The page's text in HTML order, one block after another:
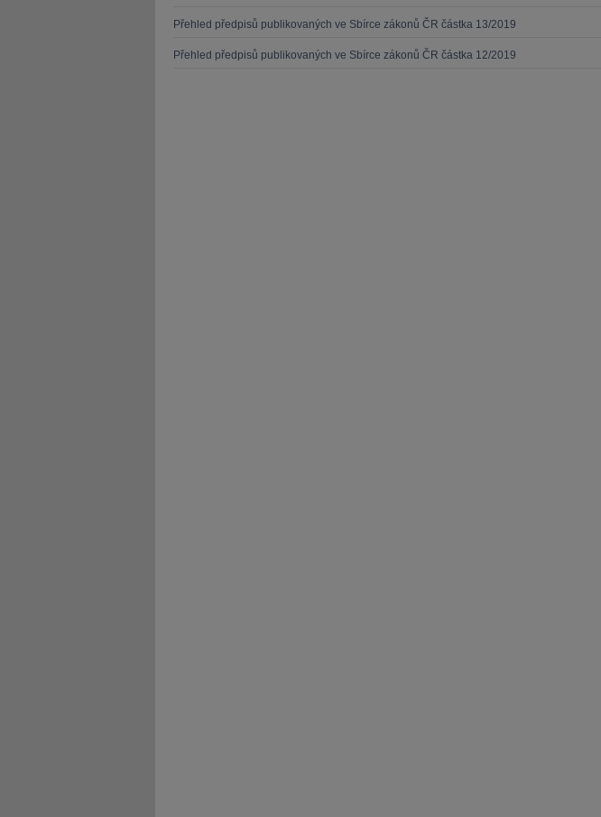
Přehled předpisů publikovaných ve Sbírce zákonů ČR částka 13/2019
Přehled předpisů publikovaných ve Sbírce zákonů ČR částka 12/2019